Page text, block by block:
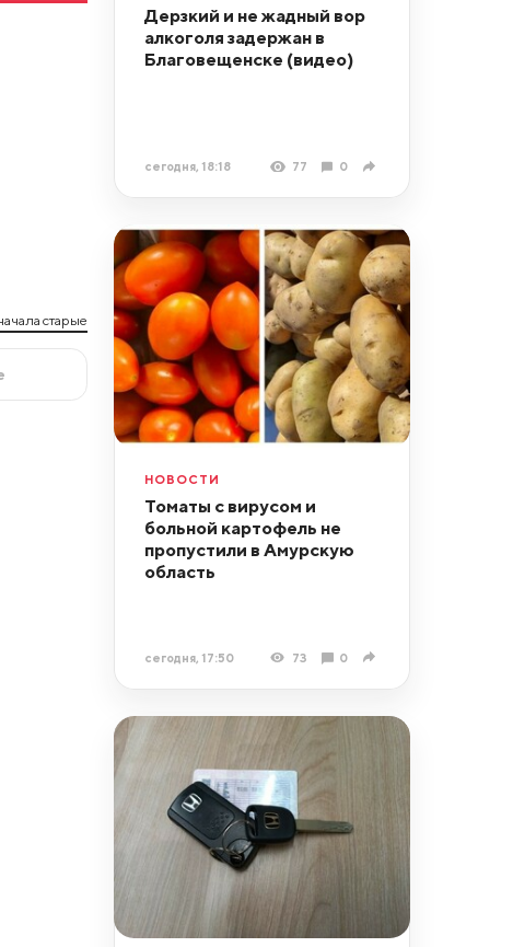
старые
Дерзкий и не жадный вор
алкоголя задержан в
Благовещенске (видео)
сегодня, 18:18 77 0
НОВОСТИ
Томаты с вирусом и
больной картофель не
пропустили в Амурскую
область
сегодня, 17:50 73 0